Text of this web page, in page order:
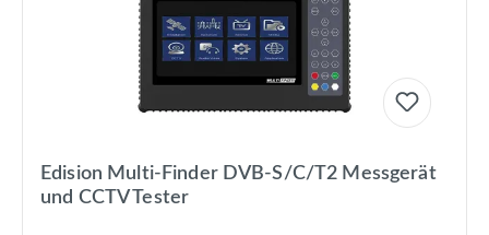
Edision Multi-Finder DVB-S/C/T2 Messgerät
und CCTV Tester